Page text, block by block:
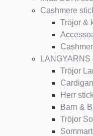
Cashmere
Tröjor &
LANGYARNS
Tröjor
Herr
Barn &
Tröjor